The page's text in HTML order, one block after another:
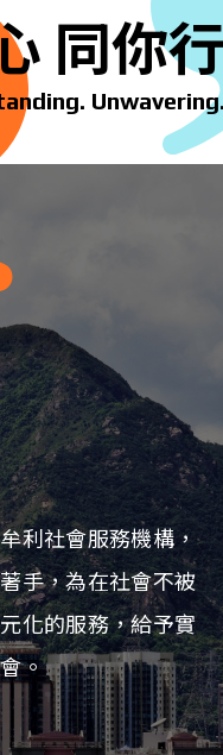
同你
利社會服務機構，
手，為在社會不被
化的服務，給予實
。